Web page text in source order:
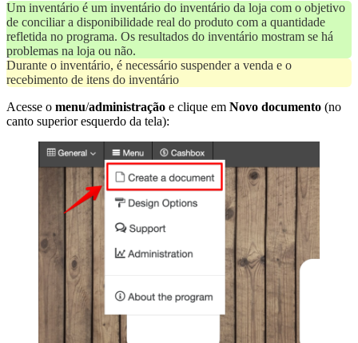
Um inventário é um inventário do inventário da loja com o objetivo
de conciliar a disponibilidade real do produto com a quantidade
refletida no programa. Os resultados do inventário mostram se há
problemas na loja ou não.
Durante o inventário, é necessário suspender a venda e o
recebimento de itens do inventário
Acesse o menu/administração e clique em Novo documento (no
canto superior esquerdo da tela):